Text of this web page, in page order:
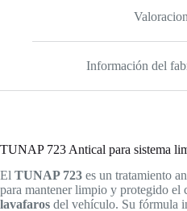
Información del
TUNAP 723 Antical para sistema
El TUNAP 723 es un tratamiento
para mantener limpio y protegido el
lavafaros del vehículo. Su fórmula